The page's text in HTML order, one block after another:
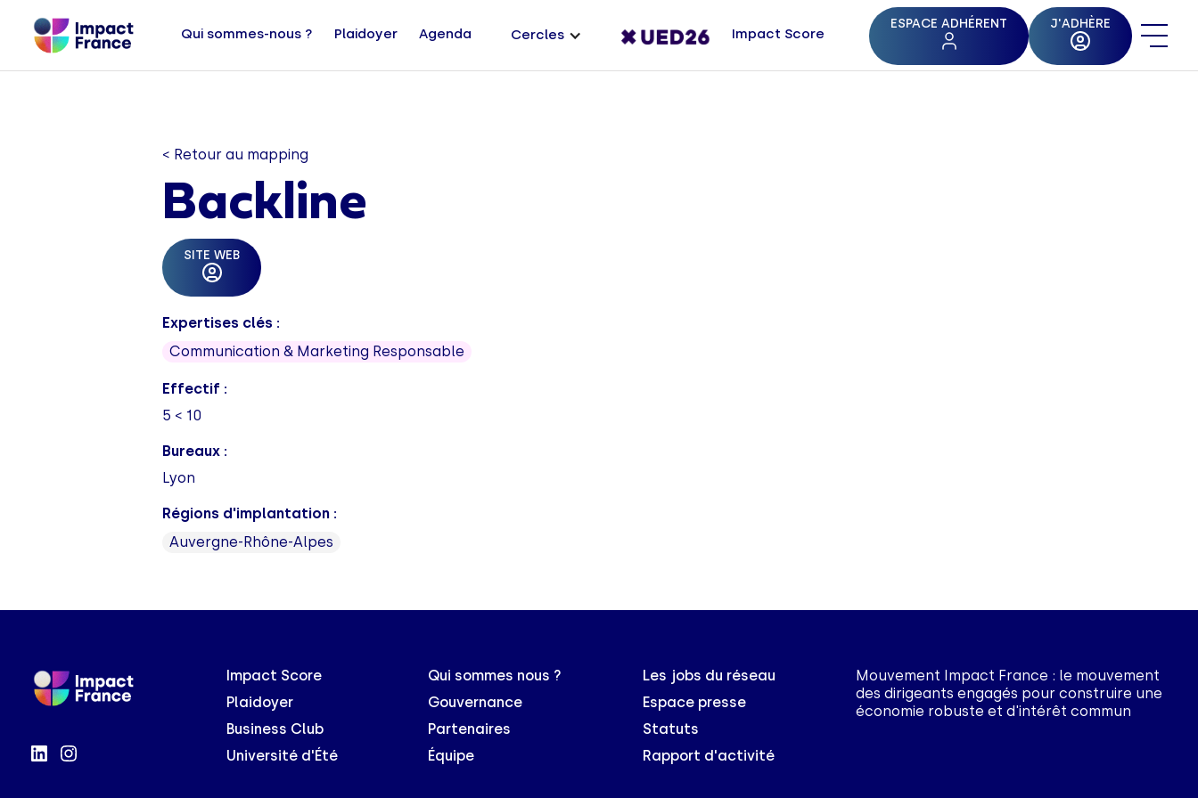
Qui sommes-nous ? Plaidoyer Agenda Cercles Impact Score
ESPACE ADHÉRENT J'ADHÈRE
< Retour au mapping
Backline
SITE WEB
Expertises clés :
Communication & Marketing Responsable
Effectif :
5 < 10
Bureaux :
Lyon
Régions d'implantation :
Auvergne-Rhône-Alpes
Impact Score
Plaidoyer
Business Club
Université d'Été
Qui sommes nous ?
Gouvernance
Partenaires
Équipe
Les jobs du réseau
Espace presse
Statuts
Rapport d'activité
Mouvement Impact France : le mouvement
des dirigeants engagés pour construire une
économie robuste et d'intérêt commun